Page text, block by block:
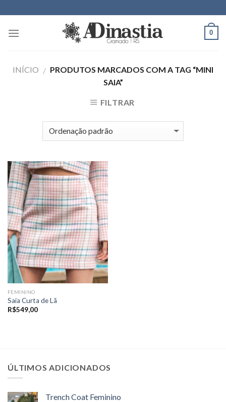
to
content
0
INÍCIO / PRODUTOS MARCADOS COM A TAG “MINI
SAIA”
FILTRAR
FEMININO
Saia Curta de Lã
R$549,00
ÚLTIMOS ADICIONADOS
Trench Coat Feminino